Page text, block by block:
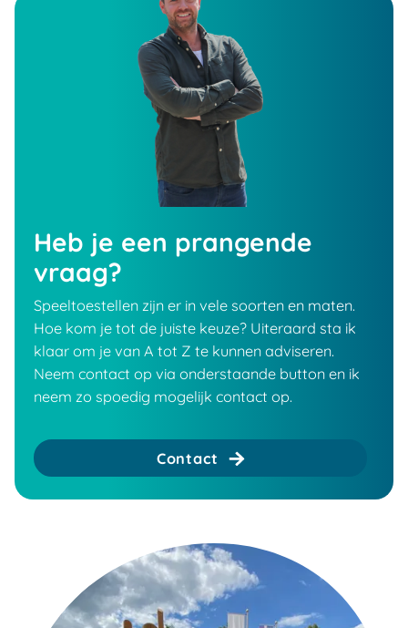
Heb je een prangende
vraag?
Speeltoestellen zijn er in vele soorten en maten.
Hoe kom je tot de juiste keuze? Uiteraard sta ik
klaar om je van A tot Z te kunnen adviseren.
Neem contact op via onderstaande button en ik
neem zo spoedig mogelijk contact op.
Contact